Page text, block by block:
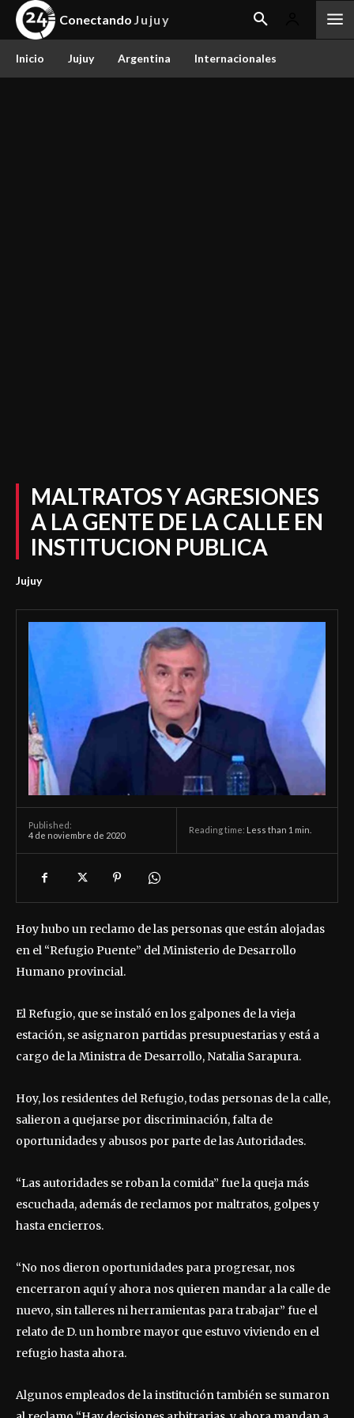
Conectando Jujuy
Inicio Jujuy Argentina Internacionales
MALTRATOS Y AGRESIONES
A LA GENTE DE LA CALLE EN
INSTITUCION PUBLICA
Jujuy
Published:
4 de noviembre de 2020
Reading time: Less than 1 min.
Hoy hubo un reclamo de las personas que están alojadas
en el “Refugio Puente” del Ministerio de Desarrollo
Humano provincial.
El Refugio, que se instaló en los galpones de la vieja
estación, se asignaron partidas presupuestarias y está a
cargo de la Ministra de Desarrollo, Natalia Sarapura.
Hoy, los residentes del Refugio, todas personas de la calle,
salieron a quejarse por discriminación, falta de
oportunidades y abusos por parte de las Autoridades.
“Las autoridades se roban la comida” fue la queja más
escuchada, además de reclamos por maltratos, golpes y
hasta encierros.
“No nos dieron oportunidades para progresar, nos
encerraron aquí y ahora nos quieren mandar a la calle de
nuevo, sin talleres ni herramientas para trabajar” fue el
relato de D. un hombre mayor que estuvo viviendo en el
refugio hasta ahora.
Algunos empleados de la institución también se sumaron